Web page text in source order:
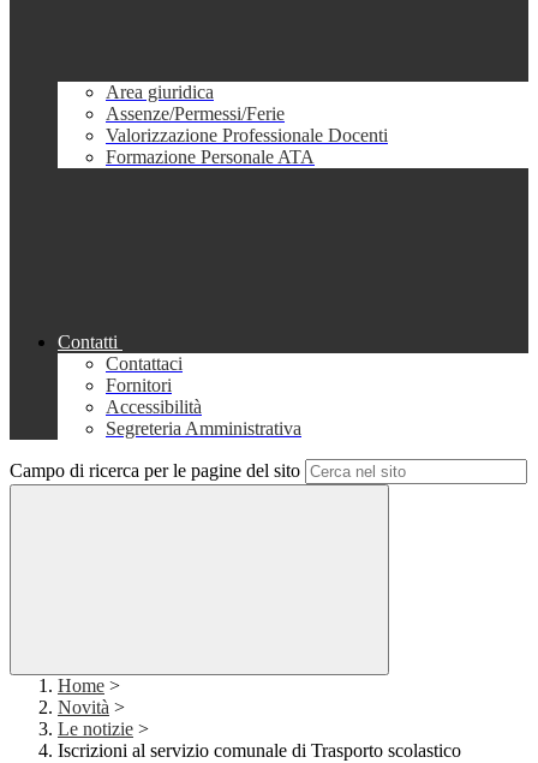
Area giuridica
Assenze/Permessi/Ferie
Valorizzazione Professionale Docenti
Formazione Personale ATA
Contatti
Contattaci
Fornitori
Accessibilità
Segreteria Amministrativa
Campo di ricerca per le pagine del sito
Home >
Novità >
Le notizie >
Iscrizioni al servizio comunale di Trasporto scolastico